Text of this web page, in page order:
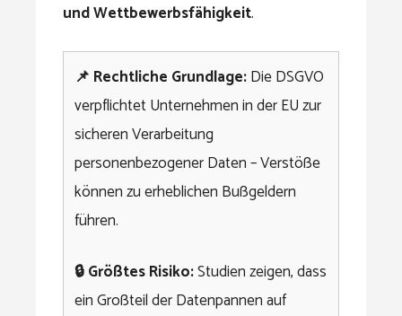
und Wettbewerbsfähigkeit.
📌 Rechtliche Grundlage:Die DSGVO
verpflichtet Unternehmen in der EU zur
sicheren Verarbeitung
personenbezogener Daten – Verstöße
können zu erheblichen Bußgeldern
führen.
🔒 Größtes Risiko:Studien zeigen, dass
ein Großteil der Datenpannen auf